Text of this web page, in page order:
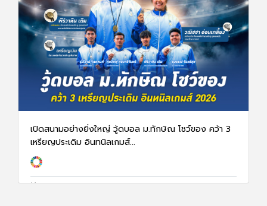
เปิดสนามอย่างยิ่งใหญ่ วู้ดบอล ม.ทักษิณ โชว์ของ คว้า 3
เหรียญประเดิม อินทนิลเกมส์...